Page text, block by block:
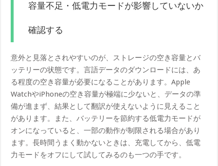
容量不足・低電力モードが影響していないか
確認する
意外と見落とされやすいのが、ストレージの空き容量とバ
ッテリーの状態です。言語データのダウンロードには、あ
る程度の空き容量が必要になることがあります。Apple
WatchやiPhoneの空き容量が極端に少ないと、データの準
備が進まず、結果として翻訳が使えないように見えること
があります。また、バッテリーを節約する低電力モードが
オンになっていると、一部の動作が制限される場合があり
ます。長時間うまく動かないときは、充電してから、低電
力モードをオフにして試してみるのも一つの手です。